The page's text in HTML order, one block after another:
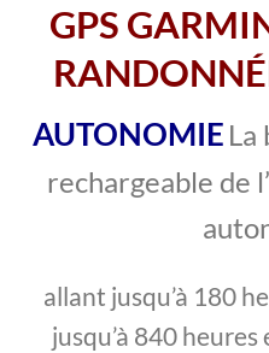
GPS
AUTONOMIE
rechargeable de
allant jusqu’à 180
jusqu’à 840